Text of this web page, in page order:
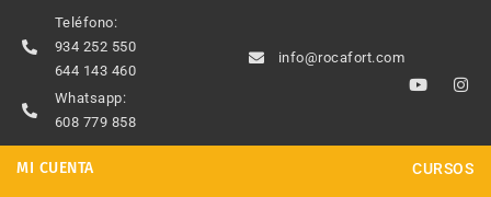
contenido
Teléfono:
934 252 550
644 143 460
Whatsapp:
608 779 858
info@rocafort.com
Y
o
u
b
e
I
n
a
g
r
MI CUENTA CURSOS